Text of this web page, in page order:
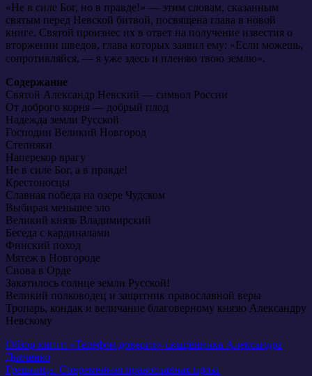
«Не в силе Бог, но в правде!» — этим словам, сказанным
святым перед Невской битвой, посвящена глава в новой
книге. Святой произнес их в ответ на получение известия о
вторжении шведов, глава которых заявил ему: «Если можешь,
сопротивляйся, — я уже здесь и пленяю твою землю».⠀
Содержание
Святой Александр Невский — символ России
От доброго корня — добрый плод
Надежда земли Русской
Господин Великий Новгород
Степняки
Наперекор врагу
Не в силе Бог, а в правде!
Крестоносцы
Славная победа на озере Чудском
Выбирая меньшее зло
Великий князь Владимирский
Беседа с кардиналами
Финский поход
Мятеж в Новгороде
Снова в Орде
Закатилось солнце земли Русской!
Великий полководец и защитник православной веры
Тропарь, кондак и величание благоверному князю Александру
Невскому
Навигация
по
Обзор книги «Телефон доверия» священника Александра
Дьяченко
Грешница. Современная православная проза